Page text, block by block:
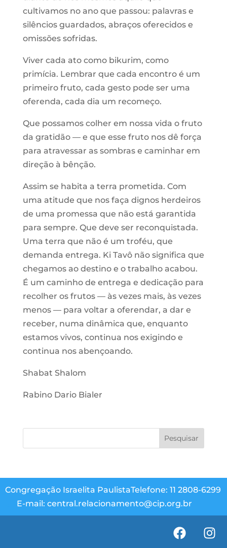
cultivamos no ano que passou: palavras e
silêncios guardados, abraços oferecidos e
omissões sofridas.
Viver cada ato como bikurim, como
primícia. Lembrar que cada encontro é um
primeiro fruto, cada gesto pode ser uma
oferenda, cada dia um recomeço.
Que possamos colher em nossa vida o fruto
da gratidão — e que esse fruto nos dê força
para atravessar as sombras e caminhar em
direção à bênção.
Assim se habita a terra prometida. Com
uma atitude que nos faça dignos herdeiros
de uma promessa que não está garantida
para sempre. Que deve ser reconquistada.
Uma terra que não é um troféu, que
demanda entrega. Ki Tavô não significa que
chegamos ao destino e o trabalho acabou.
É um caminho de entrega e dedicação para
recolher os frutos — às vezes mais, às vezes
menos — para voltar a oferendar, a dar e
receber, numa dinâmica que, enquanto
estamos vivos, continua nos exigindo e
continua nos abençoando.
Shabat Shalom
Rabino Dario Bialer
Congregação Israelita PaulistaTelefone: 11 2808-6299
E-mail: central.relacionamento@cip.org.br